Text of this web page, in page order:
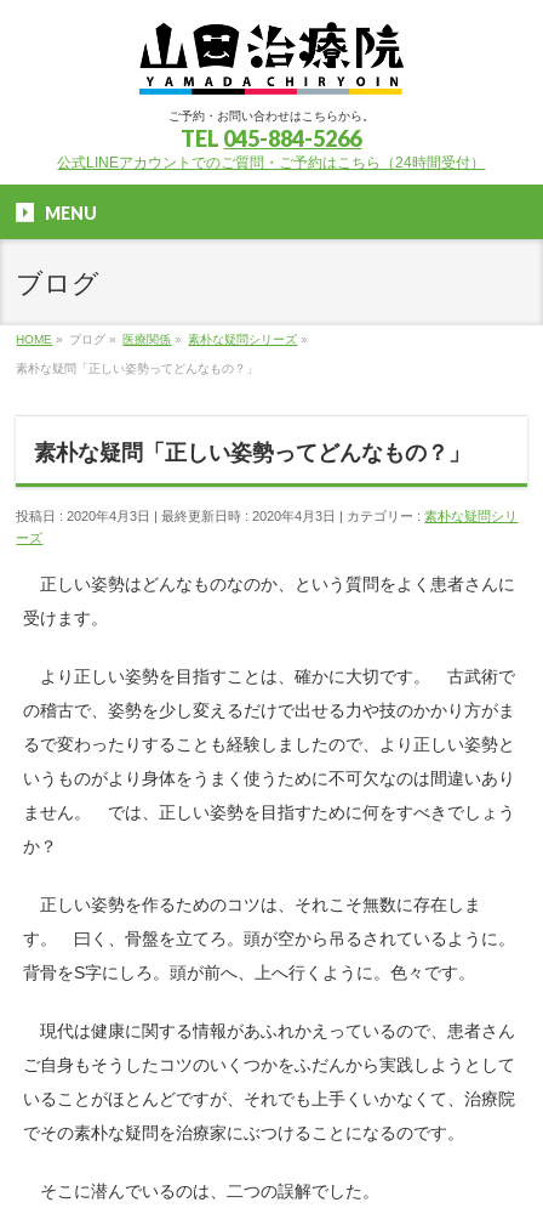
ご予約・お問い合わせはこちらから。
TEL 045-884-5266
公式LINEアカウントでのご質問・ご予約はこちら（24時間受付）
MENU
ブログ
HOME » ブログ » 医療関係 » 素朴な疑問シリーズ »
素朴な疑問「正しい姿勢ってどんなもの？」
素朴な疑問「正しい姿勢ってどんなもの？」
投稿日 : 2020年4月3日 最終更新日時 : 2020年4月3日 カテゴリー :素朴な疑問シリ
ーズ
正しい姿勢はどんなものなのか、という質問をよく患者さんに
受けます。
より正しい姿勢を目指すことは、確かに大切です。
古武術で
の稽古で、姿勢を少し変えるだけで出せる力や技のかかり方がま
るで変わったりすることも経験しましたので、より正しい姿勢と
いうものがより身体をうまく使うために不可欠なのは間違いあり
ません。
では、正しい姿勢を目指すために何をすべきでしょう
か？
正しい姿勢を作るためのコツは、それこそ無数に存在しま
す。
曰く、骨盤を立てろ。頭が空から吊るされているように。
背骨をS字にしろ。頭が前へ、上へ行くように。色々です。
現代は健康に関する情報があふれかえっているので、患者さん
ご自身もそうしたコツのいくつかをふだんから実践しようとして
いることがほとんどですが、それでも上手くいかなくて、治療院
でその素朴な疑問を治療家にぶつけることになるのです。
そこに潜んでいるのは、二つの誤解でした。